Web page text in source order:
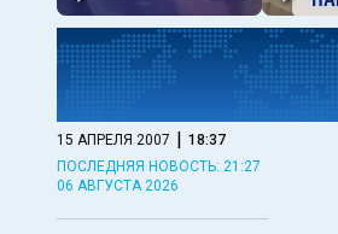
15 АПРЕЛЯ 2007 | 18:37
ПОСЛЕДНЯЯ НОВОСТЬ: 21:27
06 АВГУСТА 2026